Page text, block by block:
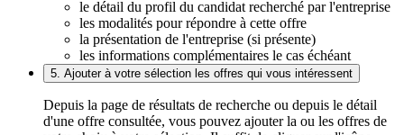
le détail du profil du candidat recherché par l'entreprise
les modalités pour répondre à cette offre
la présentation de l'entreprise (si présente)
les informations complémentaires le cas échéant
5. Ajouter à votre sélection les offres qui vous intéressent
Depuis la page de résultats de recherche ou depuis le détail
d'une offre consultée, vous pouvez ajouter la ou les offres de